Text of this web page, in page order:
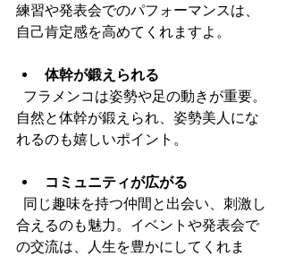
練習や発表会でのパフォーマンスは、
自己肯定感を高めてくれますよ。
体幹が鍛えられる
自然と体幹が鍛えられ、姿勢美人にな
れるのも嬉しいポイント。
コミュニティが広がる
合えるのも魅力。イベントや発表会で
の交流は、人生を豊かにしてくれま